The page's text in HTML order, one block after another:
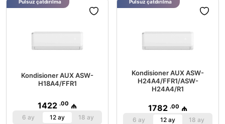
Kondisioner AUX ASW-
H18A4/FFR1
1422 .00 ₼
6 ay 12 ay 18 ay
Pulsuz çatdırılma
Kondisioner AUX ASW-
H24A4/FFR1/ASW-
H24A4/R1
1782 .00 ₼
6 ay 12 ay 18 ay
Pulsuz çatdırılma